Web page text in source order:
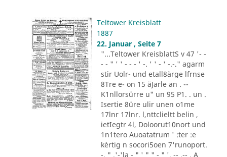
Teltower Kreisblatt
1887
22. Januar , Seite 7
"...Teltower KreisblattS v 47 '- -
- - " ' ' - - - ' -. ' ' - ' -.-." agarm
stir Uolr- und etall8ärge lfrnse
8Tre e- on 15 äJarle an . --
K1nllorsürre u" un 95 P1. . un .
Isertie 8üre ulir unen o1me
17lnr 17lnr. l,nttclieltt belin ,
ietIegtr 4l, Doloorut10nort und
1n1tero Auoatatrum ' :ter :e
kèrtig n socori5oen 7'runoport.
-, " .'-'la - " ' " " - " ', -- ,-- . A